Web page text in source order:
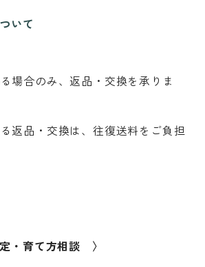
いて
場合のみ、返品・交換を承りま
返品・交換は、往復送料をご負担
・育て方相談 〉